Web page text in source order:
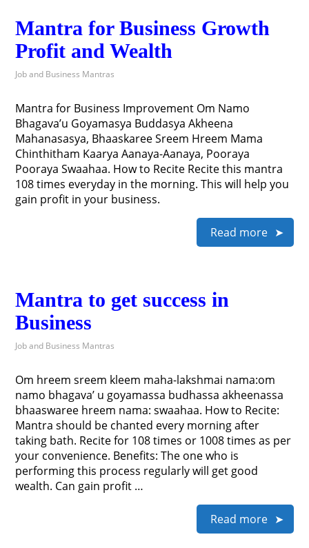
Mantra for Business Growth
Profit and Wealth
Job and Business Mantras
Mantra for Business Improvement Om Namo
Bhagava’u Goyamasya Buddasya Akheena
Mahanasasya, Bhaaskaree Sreem Hreem Mama
Chinthitham Kaarya Aanaya-Aanaya, Pooraya
Pooraya Swaahaa. How to Recite Recite this mantra
108 times everyday in the morning. This will help you
gain profit in your business.
Read more
Mantra to get success in
Business
Job and Business Mantras
Om hreem sreem kleem maha-lakshmai nama:om
namo bhagava’ u goyamassa budhassa akheenassa
bhaaswaree hreem nama: swaahaa. How to Recite:
Mantra should be chanted every morning after
taking bath. Recite for 108 times or 1008 times as per
your convenience. Benefits: The one who is
performing this process regularly will get good
wealth. Can gain profit …
Read more